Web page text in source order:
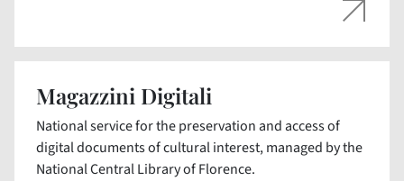
Magazzini Digitali
National service for the preservation and access of
digital documents of cultural interest, managed by the
National Central Library of Florence.